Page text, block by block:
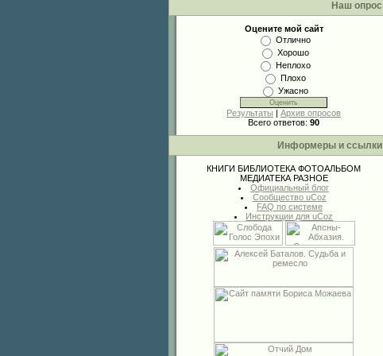
Наш опрос
Оцените мой сайт
Отлично
Хорошо
Неплохо
Плохо
Ужасно
Результаты | Архив опросов
Всего ответов: 90
Информеры и ссылки
КНИГИ БИБЛИОТЕКА ФОТОАЛЬБОМ
МЕДИАТЕКА РАЗНОЕ
Официальный блог
Сообщество uCoz
FAQ по системе
Инструкции для uCoz